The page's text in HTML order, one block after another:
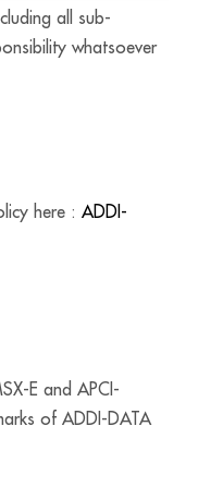
all sub-
whatsoever
here : ADDI-
E and APCI-
of ADDI-DATA